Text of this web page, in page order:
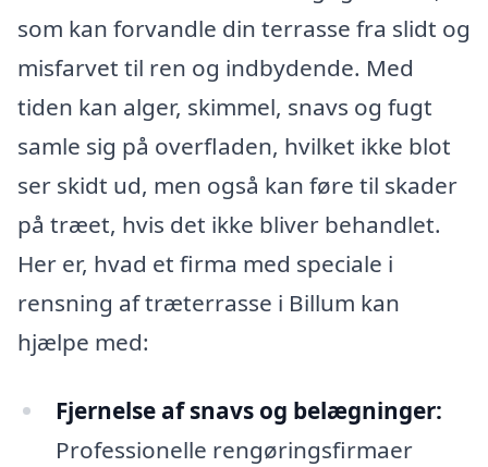
som kan forvandle din terrasse fra slidt og
misfarvet til ren og indbydende. Med
tiden kan alger, skimmel, snavs og fugt
samle sig på overfladen, hvilket ikke blot
ser skidt ud, men også kan føre til skader
på træet, hvis det ikke bliver behandlet.
Her er, hvad et firma med speciale i
rensning af træterrasse i Billum kan
hjælpe med:
Fjernelse af snavs og belægninger:
Professionelle rengøringsfirmaer